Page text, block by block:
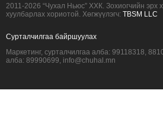
2011-2026 “Чухал Ньюс” ХХК. Зохиогчийн эрх
хуулбарлах хориотой. Хөгжүүлэгч: TBSM LLC
Сурталчилгаа байршуулах
Маркетинг, сурталчилгаа алба: 99118318,
алба: 89990699, info@chuhal.mn